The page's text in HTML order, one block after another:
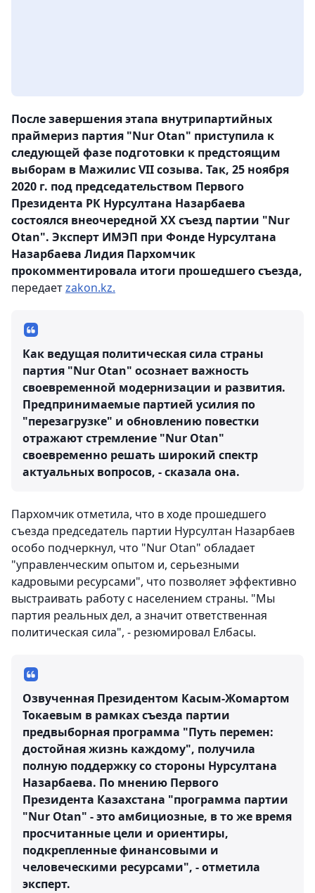
После завершения этапа внутрипартийных
праймериз партия "Nur Otan" приступила к
следующей фазе подготовки к предстоящим
выборам в Мажилис VII созыва. Так, 25 ноября
2020 г. под председательством Первого
Президента РК Нурсултана Назарбаева
состоялся внеочередной XX съезд партии "Nur
Otan". Эксперт ИМЭП при Фонде Нурсултана
Назарбаева Лидия Пархомчик
прокомментировала итоги прошедшего съезда,
передаетzakon.kz.
Как ведущая политическая сила страны
партия "Nur Otan" осознает важность
своевременной модернизации и развития.
Предпринимаемые партией усилия по
"перезагрузке" и обновлению повестки
отражают стремление "Nur Otan"
своевременно решать широкий спектр
актуальных вопросов, - сказала она.
Пархомчик отметила, что в ходе прошедшего
съезда председатель партии Нурсултан Назарбаев
особо подчеркнул, что "Nur Otan" обладает
"управленческим опытом и, серьезными
кадровыми ресурсами", что позволяет эффективно
выстраивать работу с населением страны. "Мы
партия реальных дел, а значит ответственная
политическая сила", - резюмировал Елбасы.
Озвученная Президентом Касым-Жомартом
Токаевым в рамках съезда партии
предвыборная программа "Путь перемен:
достойная жизнь каждому", получила
полную поддержку со стороны Нурсултана
Назарбаева. По мнению Первого
Президента Казахстана "программа партии
"Nur Otan" - это амбициозные, в то же время
просчитанные цели и ориентиры,
подкрепленные финансовыми и
человеческими ресурсами", - отметила
эксперт.